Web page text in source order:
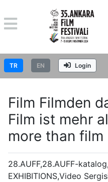
TR EN Login
Film Filmden
Film ist mehr
more than film
28.AUFF,28.AUFF-
EXHIBITIONS,Video